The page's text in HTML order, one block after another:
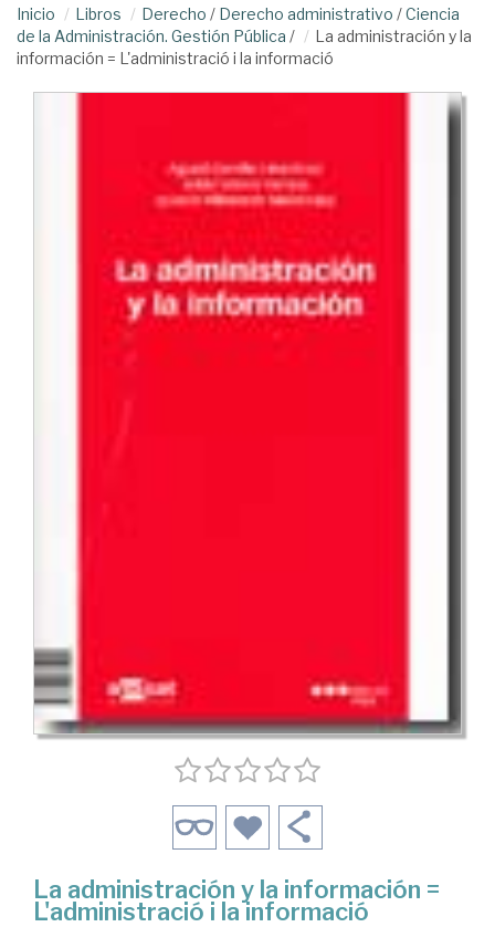
Inicio Libros Derecho / Derecho administrativo /Ciencia
de la Administración. Gestión Pública /
La administración y la
información = L'administració i la informació
La administración y la información =
L'administració i la informació